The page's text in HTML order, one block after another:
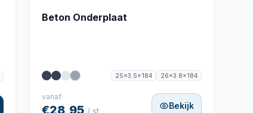
Beton Onderplaat
25x3.5x184 26x3.8x184
vanaf
€28,95 / st
Bekijk